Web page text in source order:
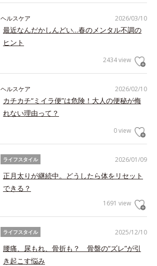
2026/03/10
ヘルスケア
最近なんだかしんどい…春のメンタル不調の
ヒント
2434 view
2026/02/10
ヘルスケア
カチカチ“ミイラ便”は危険！大人の便秘が侮
れない理由って？
0 view
2026/01/09
ライフスタイル
正月太りが継続中。どうしたら体をリセット
できる？
1691 view
2025/12/10
ライフスタイル
腰痛、尿もれ、骨折も？ 骨盤の“ズレ”が引
き起こす悩み